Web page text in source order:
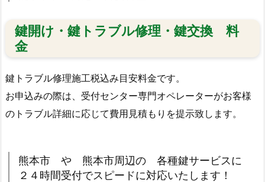
ド
に
い
た
し
1.
3.
鍵開け・鍵トラブル修理・鍵交換 料
金
鍵トラブル修理施工税込み目安料金です。
お申込みの際は、受付センター専門オペレーターがお客様
のトラブル詳細に応じて費用見積もりを提示致します。
熊本市 や 熊本市周辺の 各種鍵サービスに
２４時間受付でスピードに対応いたします！